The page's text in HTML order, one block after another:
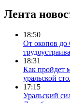
Лента
18:50
От окопов до
18:31
Как пройдет
уральской
17:15
Уральский